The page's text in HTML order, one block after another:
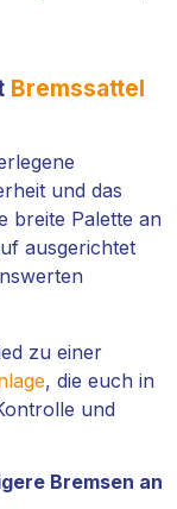
Bremssattel
und das
breite Palette an
ausgerichtet
zu einer
, die euch in
und
Bremsen an